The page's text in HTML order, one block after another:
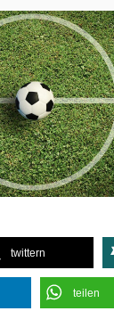
twittern
teilen